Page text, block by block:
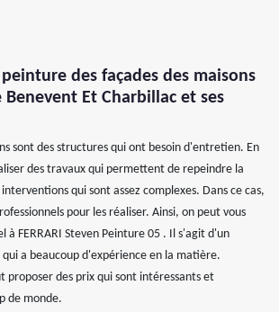
des façades des maisons
Et Charbillac et ses
sont des structures qui ont besoin d'entretien. En
des travaux qui permettent de repeindre la
qui sont assez complexes. Dans ce cas,
pour les réaliser. Ainsi, on peut vous
à FERRARI Steven Peinture 05 . Il s'agit d'un
a beaucoup d'expérience en la matière.
proposer des prix qui sont intéressants et
de monde.